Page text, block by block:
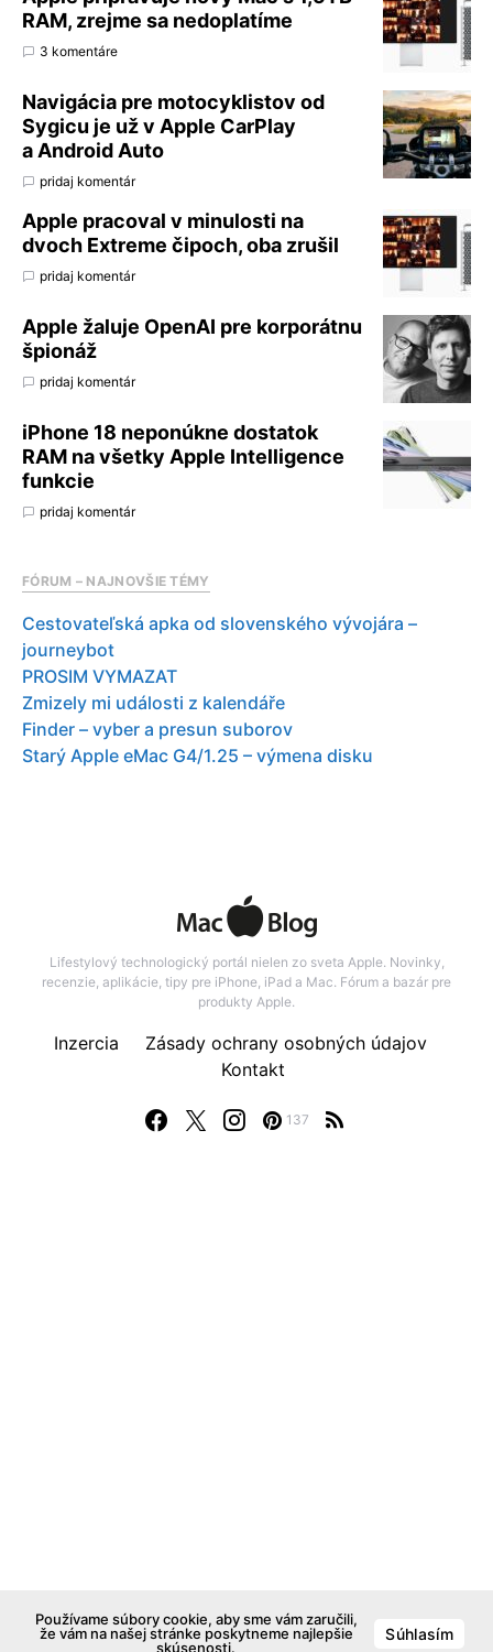
RAM, zrejme sa nedoplatíme
3 komentáre
Navigácia pre motocyklistov od
Sygicu je už v Apple CarPlay
a Android Auto
pridaj komentár
Apple pracoval v minulosti na
dvoch Extreme čipoch, oba zrušil
pridaj komentár
Apple žaluje OpenAI pre korporátnu
špionáž
pridaj komentár
iPhone 18 neponúkne dostatok
RAM na všetky Apple Intelligence
funkcie
pridaj komentár
FÓRUM – NAJNOVŠIE TÉMY
Cestovateľská apka od slovenského vývojára –
journeybot
PROSIM VYMAZAT
Zmizely mi události z kalendáře
Finder – vyber a presun suborov
Starý Apple eMac G4/1.25 – výmena disku
Lifestylový technologický portál nielen zo sveta Apple. Novinky,
recenzie, aplikácie, tipy pre iPhone, iPad a Mac. Fórum a bazár pre
produkty Apple.
137
Inzercia
Zásady ochrany osobných údajov
Kontakt
Používame súbory cookie, aby sme vám zaručili,
že vám na našej stránke poskytneme najlepšie
skúsenosti.
Súhlasím